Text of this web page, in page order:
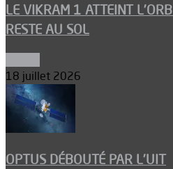
LE VIKRAM 1 ATTEINT
RESTE AU SOL
18 juillet 2026
OPTUS DÉBOUTÉ PAR L’UIT